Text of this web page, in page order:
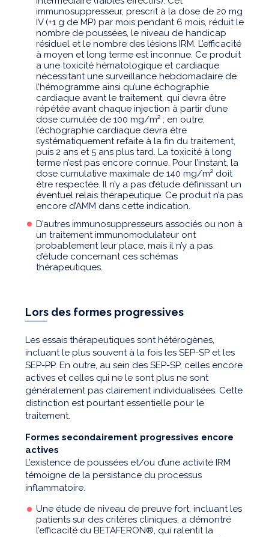
immunosuppresseur, prescrit à la dose de 20 mg
IV (+1 g de MP) par mois pendant 6 mois, réduit le
nombre de poussées, le niveau de handicap
résiduel et le nombre des lésions IRM. L’efficacité
à moyen et long terme est inconnue. Ce produit
a une toxicité hématologique et cardiaque
nécessitant une surveillance hebdomadaire de
l’hémogramme ainsi qu’une échographie
cardiaque avant le traitement, qui devra être
répétée avant chaque injection à partir d’une
dose cumulée de 100 mg/m² ; en outre,
l’échographie cardiaque devra être
systématiquement refaite à la fin du traitement,
puis 2 ans et 5 ans plus tard. La toxicité à long
terme n’est pas encore connue. Pour l’instant, la
dose cumulative maximale de 140 mg/m² doit
être respectée. Il n’y a pas d’étude définissant un
éventuel relais thérapeutique. Ce produit n’a pas
encore d’AMM dans cette indication.
D’autres immunosuppresseurs associés ou non à
un traitement immunomodulateur ont
probablement leur place, mais il n’y a pas
d’étude concernant ces schémas
thérapeutiques.
Lors des formes progressives
Les essais thérapeutiques sont hétérogènes,
incluant le plus souvent à la fois les SEP-SP et les
SEP-PP. En outre, au sein des SEP-SP, celles encore
actives et celles qui ne le sont plus ne sont
généralement pas clairement individualisées. Cette
distinction est pourtant essentielle pour le
traitement.
Formes secondairement progressives encore
actives
L’existence de poussées et/ou d’une activité IRM
témoigne de la persistance du processus
inflammatoire.
Une étude de niveau de preuve fort, incluant les
patients sur des critères cliniques, a démontré
l’efficacité du BETAFERON®, qui ralentit la